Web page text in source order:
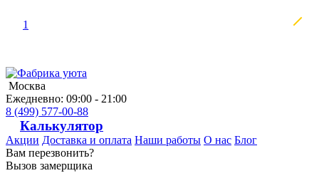
1
Москва
Ежедневно: 09:00 - 21:00
8 (499) 577-00-88
Калькулятор
Акции Доставка и оплата Наши работы О нас Блог
Вам перезвонить?
Вызов замерщика